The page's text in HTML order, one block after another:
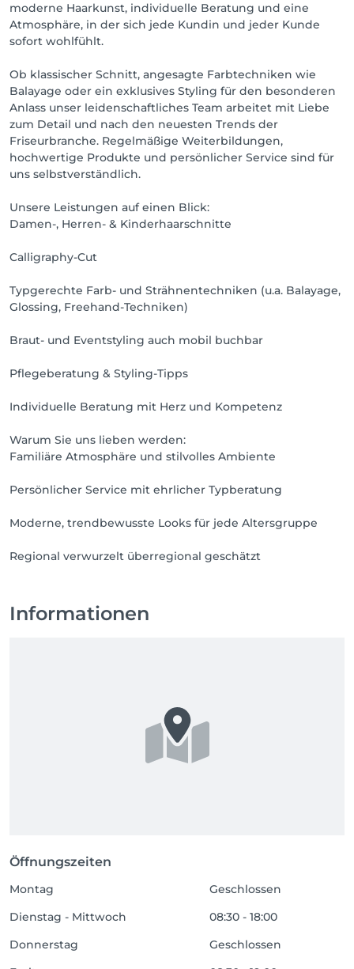
moderne Haarkunst, individuelle Beratung und eine
Atmosphäre, in der sich jede Kundin und jeder Kunde
sofort wohlfühlt.
Ob klassischer Schnitt, angesagte Farbtechniken wie
Balayage oder ein exklusives Styling für den besonderen
Anlass unser leidenschaftliches Team arbeitet mit Liebe
zum Detail und nach den neuesten Trends der
Friseurbranche. Regelmäßige Weiterbildungen,
hochwertige Produkte und persönlicher Service sind für
uns selbstverständlich.
Unsere Leistungen auf einen Blick:
Damen-, Herren- & Kinderhaarschnitte
Calligraphy-Cut
Typgerechte Farb- und Strähnentechniken (u.a. Balayage,
Glossing, Freehand-Techniken)
Braut- und Eventstyling auch mobil buchbar
Pflegeberatung & Styling-Tipps
Individuelle Beratung mit Herz und Kompetenz
Warum Sie uns lieben werden:
Familiäre Atmosphäre und stilvolles Ambiente
Persönlicher Service mit ehrlicher Typberatung
Moderne, trendbewusste Looks für jede Altersgruppe
Regional verwurzelt überregional geschätzt
Informationen
Öffnungszeiten
Montag
Geschlossen
Dienstag - Mittwoch
08:30 - 18:00
Donnerstag
Geschlossen